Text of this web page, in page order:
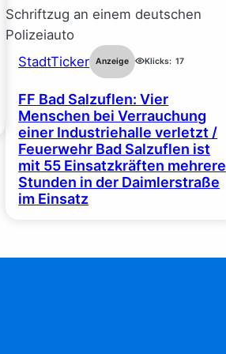
StadtTicker Anzeige Klicks: 17
FF Bad Salzuflen: Vier
Menschen bei Verrauchung
einer Industriehalle verletzt /
Feuerwehr Bad Salzuflen ist
mit 55 Einsatzkräften mehrere
Stunden in der Daimlerstraße
im Einsatz